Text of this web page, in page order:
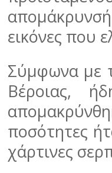
εικόνες που
Σύμφωνα με
Βέροιας,
ποσότητες
χάρτινες